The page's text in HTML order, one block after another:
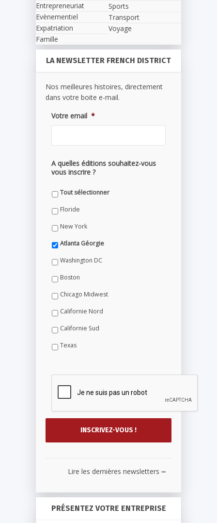
Entrepreneuriat
Evènementiel
Expatriation
Famille
Sports
Transport
Voyage
LA NEWSLETTER FRENCH DISTRICT
Nos meilleures histoires, directement
dans votre boite e-mail.
Votre email *
A quelles éditions souhaitez-vous
vous inscrire ?
Tout sélectionner
Floride
New York
Atlanta Géorgie
Washington DC
Boston
Chicago Midwest
Californie Nord
Californie Sud
Texas
Lire les dernières newsletters ...
PRÉSENTEZ VOTRE ENTREPRISE